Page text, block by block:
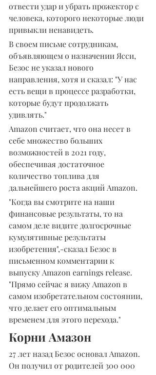
отвести удар и убрать прожектор с
человека, которого некоторые люди
привыкли ненавидеть.
В своем письме сотрудникам,
объявляющем о назначении Ясси,
Безос не указал нового
направления, хотя и сказал: "У нас
есть вещи в процессе разработки,
которые будут продолжать
удивлять."
Amazon считает, что она несет в
себе множество больших
возможностей в 2021 году,
обеспечивая достаточное
количество топлива для
дальнейшего роста акций Amazon.
"Когда вы смотрите на наши
финансовые результаты, то на
самом деле видите долгосрочные
кумулятивные результаты
изобретения",-сказал Безос в
письменном комментарии к
выпуску Amazon earnings release.
"Прямо сейчас я вижу Amazon в
самом изобретательном состоянии,
что делает его оптимальным
временем для этого перехода."
Корни Амазон
27 лет назад Безос основал Amazon.
Он получил от родителей 300 000